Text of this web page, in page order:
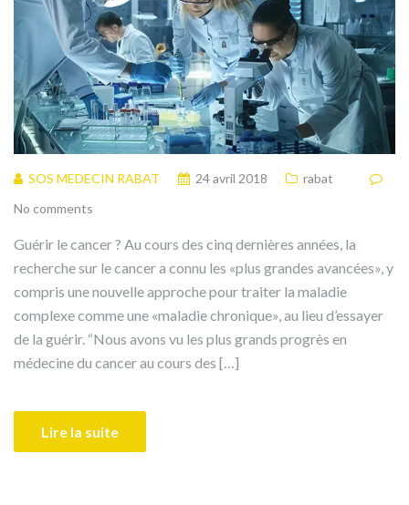
SOS MEDECIN RABAT 24 avril 2018
rabat
No comments
Guérir le cancer ? Au cours des cinq dernières années, la
recherche sur le cancer a connu les «plus grandes avancées», y
compris une nouvelle approche pour traiter la maladie
complexe comme une «maladie chronique», au lieu d’essayer
de la guérir. “Nous avons vu les plus grands progrès en
médecine du cancer au cours des […]
Lire la suite